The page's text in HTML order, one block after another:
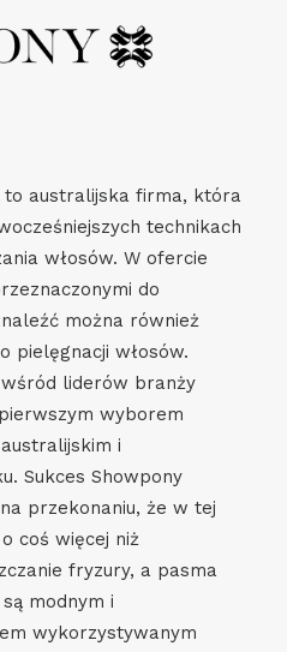
to australijska firma, która
technikach
włosów. W ofercie
do
można również
pielęgnacji włosów.
liderów branży
wyborem
i
Sukces Showpony
przekonaniu, że w tej
coś więcej niż
fryzury, a pasma
modnym i
wykorzystywanym